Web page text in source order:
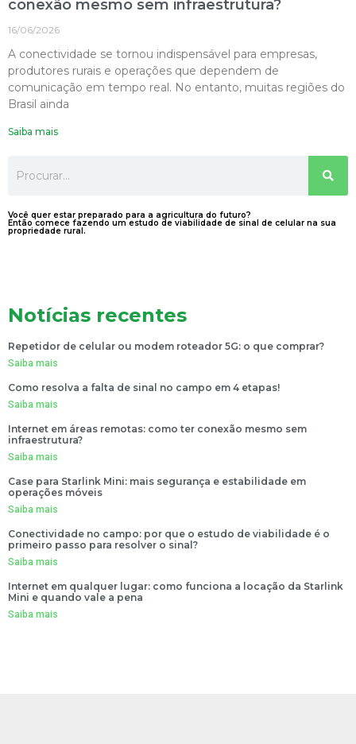
conexão mesmo sem infraestrutura?
16/06/2026
A conectividade se tornou indispensável para empresas,
produtores rurais e operações que dependem de
comunicação em tempo real. No entanto, muitas regiões do
Brasil ainda
Saiba mais
Você quer estar preparado para a agricultura do futuro?
Então comece fazendo um estudo de viabilidade de sinal de celular na sua
propriedade rural.
Notícias recentes
Repetidor de celular ou modem roteador 5G: o que comprar?
Saiba mais
Como resolva a falta de sinal no campo em 4 etapas!
Saiba mais
Internet em áreas remotas: como ter conexão mesmo sem
infraestrutura?
Saiba mais
Case para Starlink Mini: mais segurança e estabilidade em
operações móveis
Saiba mais
Conectividade no campo: por que o estudo de viabilidade é o
primeiro passo para resolver o sinal?
Saiba mais
Internet em qualquer lugar: como funciona a locação da Starlink
Mini e quando vale a pena
Saiba mais